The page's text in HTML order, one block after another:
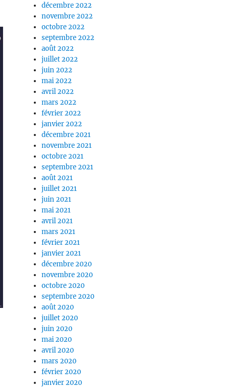
décembre 2022
novembre 2022
octobre 2022
septembre 2022
août 2022
juillet 2022
juin 2022
mai 2022
avril 2022
mars 2022
février 2022
janvier 2022
décembre 2021
novembre 2021
octobre 2021
septembre 2021
août 2021
juillet 2021
juin 2021
mai 2021
avril 2021
mars 2021
février 2021
janvier 2021
décembre 2020
novembre 2020
octobre 2020
septembre 2020
août 2020
juillet 2020
juin 2020
mai 2020
avril 2020
mars 2020
février 2020
janvier 2020